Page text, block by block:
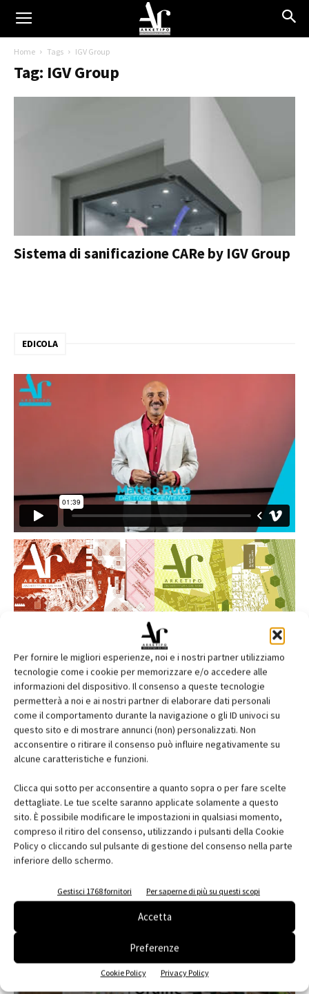
Per fornire le migliori esperienze, noi e i nostri partner utilizziamo
tecnologie come i cookie per memorizzare e/o accedere alle
informazioni del dispositivo. Il consenso a queste tecnologie
permetterà a noi e ai nostri partner di elaborare dati personali
come il comportamento durante la navigazione o gli ID univoci su
questo sito e di mostrare annunci (non) personalizzati. Non
acconsentire o ritirare il consenso può influire negativamente su
alcune caratteristiche e funzioni.
Clicca qui sotto per acconsentire a quanto sopra o per fare scelte
dettagliate. Le tue scelte saranno applicate solamente a questo
sito. È possibile modificare le impostazioni in qualsiasi momento,
compreso il ritiro del consenso, utilizzando i pulsanti della Cookie
Policy o cliccando sul pulsante di gestione del consenso nella parte
inferiore dello schermo.
Gestisci 1768 fornitori Per saperne di più su questi scopi
Accetta
Preferenze
Cookie Policy Privacy Policy
Home Tags IGV Group
Tag: IGV Group
Sistema di sanificazione CARe by IGV Group
EDICOLA
Edicola web
Iscriviti alla newsletter
EVENTI